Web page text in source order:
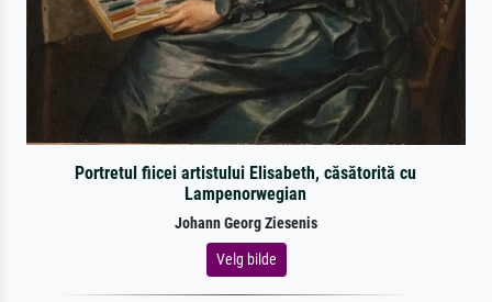
Portretul fiicei artistului Elisabeth, căsătorită cu
Lampenorwegian
Johann Georg Ziesenis
Velg bilde